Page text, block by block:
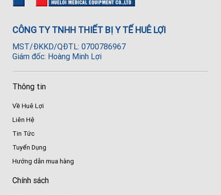
CÔNG TY TNHH THIẾT BỊ Y TẾ HUÊ LỢI
MST/ĐKKD/QĐTL: 0700786967
Giám đốc: Hoàng Minh Lợi
Thông tin
Về Huê Lợi
Liên Hệ
Tin Tức
Tuyển Dụng
Hướng dẫn mua hàng
Chính sách